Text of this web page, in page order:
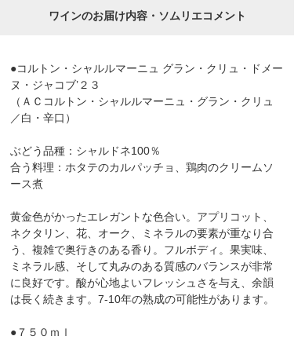
ワインのお届け内容・ソムリエコメント
●コルトン・シャルルマーニュ グラン・クリュ・ドメー
ヌ・ジャコブ’２３
（ＡＣコルトン・シャルルマーニュ・グラン・クリュ
／白・辛口）
ぶどう品種：シャルドネ100％
合う料理：ホタテのカルパッチョ、鶏肉のクリームソ
ース煮
黄金色がかったエレガントな色合い。アプリコット、
ネクタリン、花、オーク、ミネラルの要素が重なり合
う、複雑で奥行きのある香り。フルボディ。果実味、
ミネラル感、そして丸みのある質感のバランスが非常
に良好です。酸が心地よいフレッシュさを与え、余韻
は長く続きます。7-10年の熟成の可能性があります。
●７５０ｍｌ